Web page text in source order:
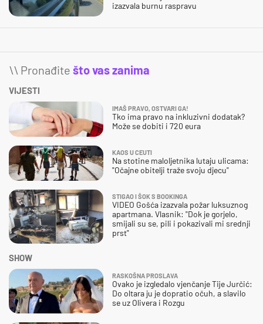
izazvala burnu raspravu
\\ Pronađite što vas zanima
VIJESTI
IMAŠ PRAVO, OSTVARI GA!
Tko ima pravo na inkluzivni dodatak?
Može se dobiti i 720 eura
KAOS U CEUTI
Na stotine maloljetnika lutaju ulicama:
"Očajne obitelji traže svoju djecu"
STIGAO I ŠOK S BOOKINGA
VIDEO Gošća izazvala požar luksuznog
apartmana. Vlasnik: "Dok je gorjelo,
smijali su se, pili i pokazivali mi srednji
prst"
SHOW
RASKOŠNA PROSLAVA
Ovako je izgledalo vjenčanje Tije Jurčić:
Do oltara ju je dopratio očuh, a slavilo
se uz Olivera i Rozgu